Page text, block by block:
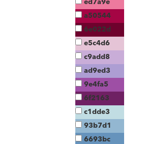
a50544
6e022d
e5c4d6
c9add8
ad9ed3
9e4fa5
6f2163
c1dde3
93b7d1
6693bc